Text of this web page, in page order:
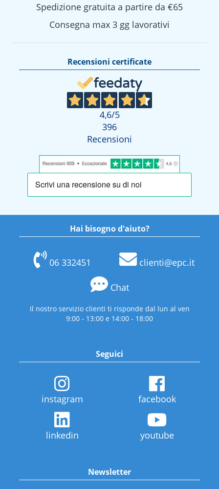
Spedizione gratuita a partire da €65
Consegna max 3 gg lavorativi
Recensioni certificate
4,6/5
396
Recensioni
Hai bisogno d'aiuto?
06 332451 clienti@epc.it
Chat
Il nostro servizio clienti ti risponde dal lun al ven
9:00 - 13:00 e 14:00 - 18:00
Seguici
instagram facebook
linkedin youtube
Newsletter